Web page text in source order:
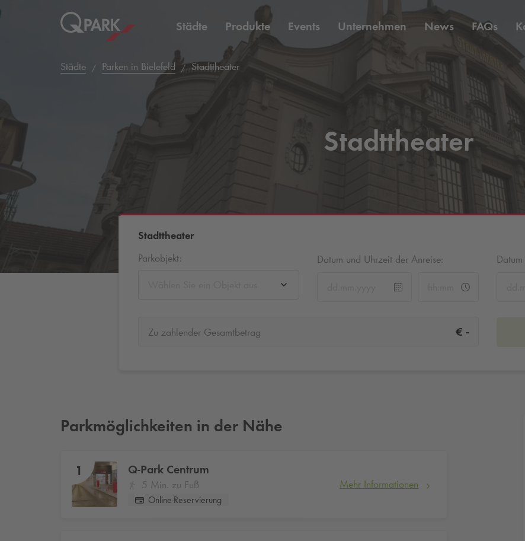
Städte Produkte Events Unternehmen News FAQs
Städte Parken in Bielefeld Stadttheater
Stadttheater
Stadttheater
Parkobjekt:
Datum und Uhrzeit der Anreise:
Zu zahlender Gesamtbetrag € -
Parkmöglichkeiten in der Nähe
1 Q-Park Centrum
5 Min. zu Fuß
Online-Reservierung
Mehr Informationen